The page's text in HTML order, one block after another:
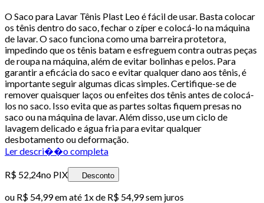
O Saco para Lavar Tênis Plast Leo é fácil de usar. Basta colocar
os tênis dentro do saco, fechar o zíper e colocá-lo na máquina
de lavar. O saco funciona como uma barreira protetora,
impedindo que os tênis batam e esfreguem contra outras peças
de roupa na máquina, além de evitar bolinhas e pelos. Para
garantir a eficácia do saco e evitar qualquer dano aos tênis, é
importante seguir algumas dicas simples. Certifique-se de
remover quaisquer laços ou enfeites dos tênis antes de colocá-
los no saco. Isso evita que as partes soltas fiquem presas no
saco ou na máquina de lavar. Além disso, use um ciclo de
lavagem delicado e água fria para evitar qualquer
desbotamento ou deformação.
Ler descri��o completa
R$ 52,24no PIX Desconto
ou R$ 54,99em até 1x de R$ 54,99sem juros